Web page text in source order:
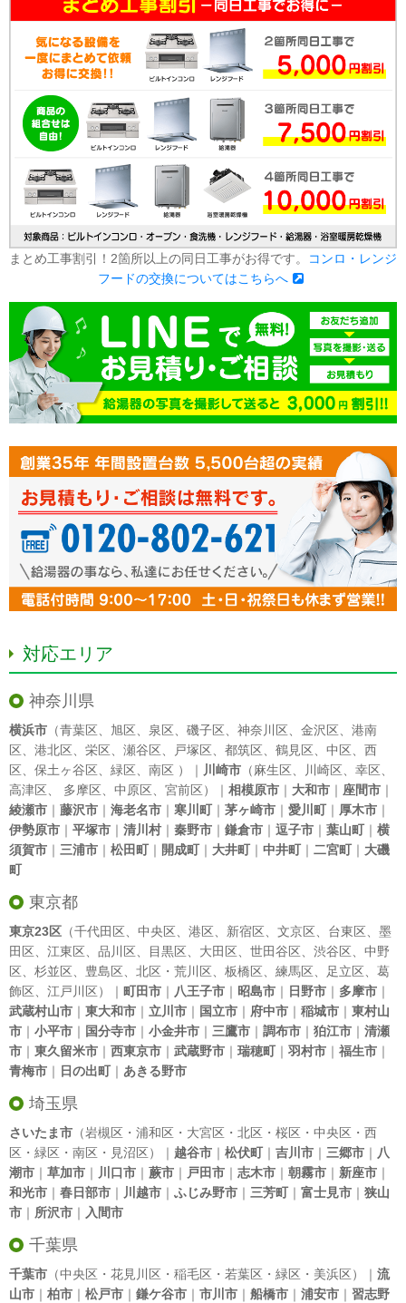
まとめ工事割引！2箇所以上の同日工事がお得です。
コンロ・レンジ
フードの交換についてはこちらへ
対応エリア
神奈川県
横浜市 （青葉区 旭区 泉区 磯子区 神奈川区 金沢区
港南
区
港北区 栄区 瀬谷区 戸塚区 都筑区 鶴見区 中区
西
区
保土ヶ谷区 緑区 南区 ）｜ 川崎市 （麻生区 川崎区 幸区
高津区
多摩区 中原区 宮前区）｜ 相模原市 ｜ 大和市 ｜ 座間市 ｜
綾瀬市 ｜ 藤沢市 ｜ 海老名市 ｜ 寒川町｜ 茅ヶ崎市 ｜ 愛川町｜ 厚木市 ｜
伊勢原市 ｜ 平塚市 ｜ 清川村｜ 秦野市 ｜ 鎌倉市 ｜ 逗子市 ｜ 葉山町｜ 横
須賀市 ｜ 三浦市 ｜ 松田町｜ 開成町｜ 大井町｜ 中井町｜ 二宮町｜ 大磯
町
東京都
東京23区 （千代田区 中央区 港区 新宿区 文京区 台東区
墨
田区
江東区 品川区 目黒区 大田区 世田谷区 渋谷区
中野
区
杉並区 豊島区 北区 ・ 荒川区 板橋区 練馬区 足立区
葛
飾区
江戸川区）｜ 町田市 ｜ 八王子市 ｜ 昭島市 ｜ 日野市 ｜ 多摩市 ｜
武蔵村山市 ｜ 東大和市 ｜ 立川市 ｜ 国立市 ｜ 府中市 ｜ 稲城市 ｜ 東村山
市 ｜ 小平市 ｜ 国分寺市 ｜ 小金井市 ｜ 三鷹市 ｜ 調布市 ｜ 狛江市 ｜ 清瀬
市 ｜ 東久留米市 ｜ 西東京市 ｜ 武蔵野市 ｜ 瑞穂町｜ 羽村市 ｜ 福生市 ｜
青梅市 ｜ 日の出町｜ あきる野市
埼玉県
さいたま市 （岩槻区・浦和区・大宮区・北区・桜区・中央区・西
区・緑区・南区・見沼区）｜ 越谷市 ｜ 松伏町｜ 吉川市 ｜ 三郷市 ｜ 八
潮市 ｜ 草加市 ｜ 川口市 ｜ 蕨市 ｜ 戸田市 ｜ 志木市 ｜ 朝霧市 ｜ 新座市 ｜
和光市 ｜ 春日部市 ｜ 川越市 ｜ ふじみ野市 ｜ 三芳町｜ 富士見市 ｜ 狭山
市 ｜ 所沢市 ｜ 入間市
千葉県
千葉市 （中央区・花見川区・稲毛区・若葉区・緑区・美浜区）｜ 流
山市 ｜ 柏市 ｜ 松戸市 ｜ 鎌ケ谷市 ｜ 市川市 ｜ 船橋市 ｜ 浦安市 ｜ 習志野